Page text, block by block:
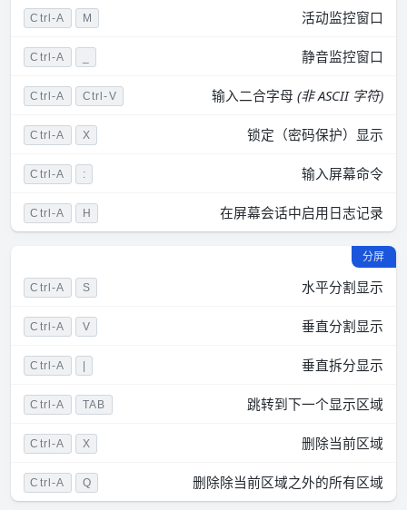
Ctrl-A M 活动监控窗口
Ctrl-A 静音监控窗口
Ctrl-A Ctrl-V 输入二合字母 (非 ASCII 字符)
Ctrl-A X 锁定（密码保护）显示
Ctrl-A : 输入屏幕命令
Ctrl-A H 在屏幕会话中启用日志记录
分屏
Ctrl-A S 水平分割显示
Ctrl-A V 垂直分割显示
Ctrl-A 垂直拆分显示
Ctrl-A TAB 跳转到下一个显示区域
Ctrl-A X 删除当前区域
Ctrl-A Q 删除除当前区域之外的所有区域